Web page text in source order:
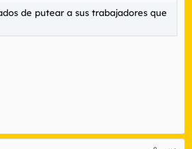
de putear a sus trabajadores que